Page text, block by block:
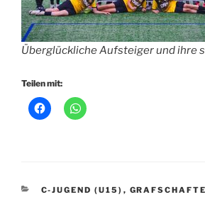
Überglückliche Aufsteiger und ihre
Teilen mit:
KATEGORIEN
C-JUGEND (U15) ,